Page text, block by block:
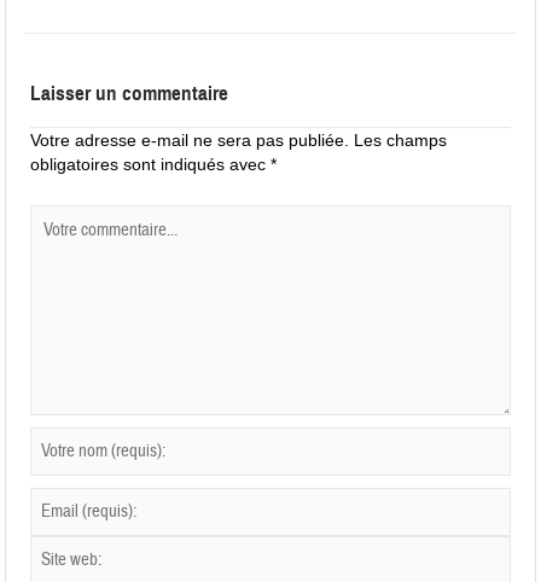
Laisser un commentaire
Votre adresse e-mail ne sera pas publiée. Les champs
obligatoires sont indiqués avec*